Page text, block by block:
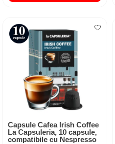
Capsule Cafea Irish Coffee
La Capsuleria, 10 capsule,
compatibile cu Nespresso